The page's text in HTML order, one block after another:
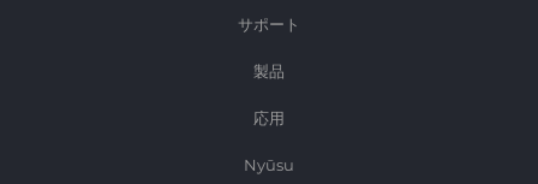
サポート
製品
応用
Nyūsu